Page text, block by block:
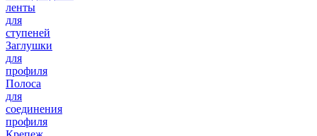
ленты
для
ступеней
Заглушки
для
профиля
Полоса
для
соединения
профиля